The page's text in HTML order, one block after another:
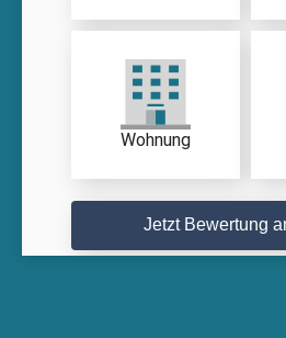
Wohnung
Jetzt Bewertung